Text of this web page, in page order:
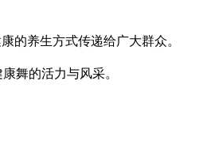
的养生方式传递给广大群众。
舞的活力与风采。